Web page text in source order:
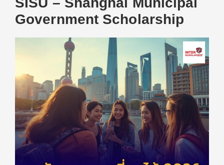
Government Scholarship